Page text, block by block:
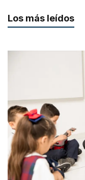
Los más leídos